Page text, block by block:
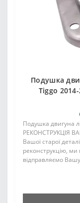
Подушка
Tiggo
Подушка двигуна
РЕКОНСТРУКЦІЯ
Вашої старої
реконструкцію, ми
відправляємо